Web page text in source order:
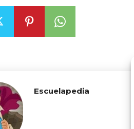
Escuelapedia